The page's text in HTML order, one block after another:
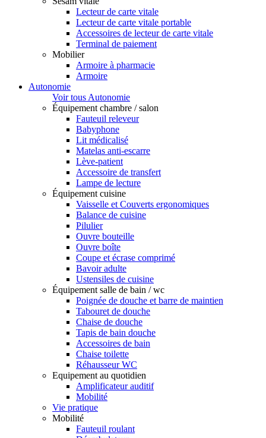
Lecteur de carte vitale
Lecteur de carte vitale portable
Accessoires de lecteur de carte vitale
Terminal de paiement
Mobilier
Armoire à pharmacie
Armoire
Autonomie
Voir tous Autonomie
Équipement chambre / salon
Fauteuil releveur
Babyphone
Lit médicalisé
Matelas anti-escarre
Lève-patient
Accessoire de transfert
Lampe de lecture
Équipement cuisine
Vaisselle et Couverts ergonomiques
Balance de cuisine
Pilulier
Ouvre bouteille
Ouvre boîte
Coupe et écrase comprimé
Bavoir adulte
Ustensiles de cuisine
Équipement salle de bain / wc
Poignée de douche et barre de maintien
Tabouret de douche
Chaise de douche
Tapis de bain douche
Accessoires de bain
Chaise toilette
Réhausseur WC
Equipement au quotidien
Amplificateur auditif
Mobilité
Vie pratique
Mobilité
Fauteuil roulant